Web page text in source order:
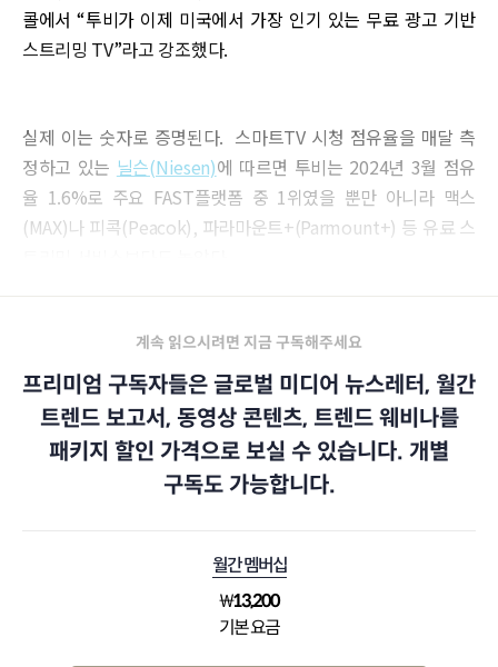
콜에서 “투비가 이제 미국에서 가장 인기 있는 무료 광고 기반
스트리밍 TV”라고 강조했다.
실제 이는 숫자로 증명된다. 스마트TV 시청 점유율을 매달 측
정하고 있는 닐슨(Niesen)에 따르면 투비는 2024년 3월 점유
율 1.6%로 주요 FAST플랫폼 중 1위였을 뿐만 아니라 맥스
(MAX)나 피콕(Peacok), 파라마운트+(Parmount+) 등 유료 스
계속 읽으시려면 지금 구독해주세요
프리미엄 구독자들은 글로벌 미디어 뉴스레터, 월간
트렌드 보고서, 동영상 콘텐츠, 트렌드 웨비나를
패키지 할인 가격으로 보실 수 있습니다. 개별
구독도 가능합니다.
월간 멤버십
₩13,200
기본 요금